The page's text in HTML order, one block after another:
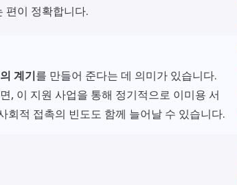
편이 정확합니다.
계기를 만들어 준다는 데 의미가 있습니다.
, 이 지원 사업을 통해 정기적으로 이미용 서
회적 접촉의 빈도도 함께 늘어날 수 있습니다.